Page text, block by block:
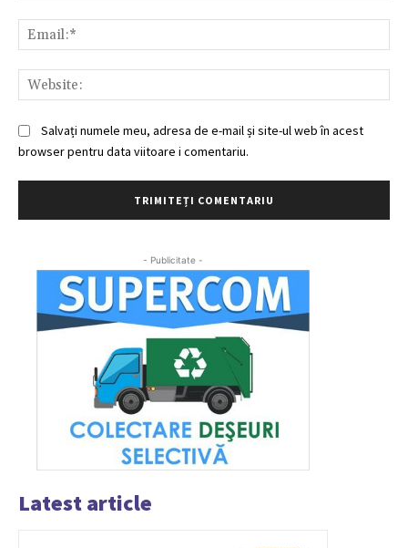
Salvați numele meu, adresa de e-mail și site-ul web în acest
browser pentru data viitoare i comentariu.
- Publicitate -
Latest article